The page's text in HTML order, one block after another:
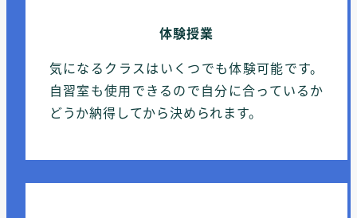
体験授業
気になるクラスはいくつでも体験可能です。
自習室も使用できるので自分に合っているか
どうか納得してから決められます。